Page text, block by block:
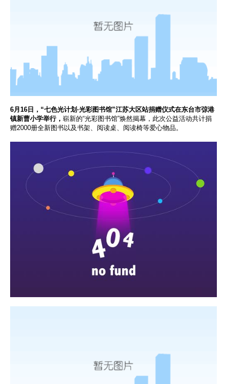
6月16日，“七色光计划·光彩图书馆”江苏大区站捐赠仪式在东台市弶港
镇新曹小学举行， 崭新的“光彩图书馆”焕然揭幕，此次公益活动共计捐
赠2000册全新图书以及书架、阅读桌、阅读椅等爱心物品。